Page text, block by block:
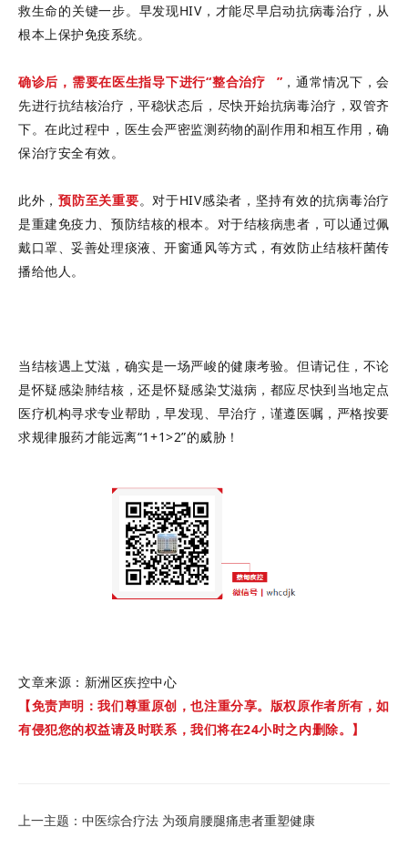
救生命的关键一步。早发现HIV，才能尽早启动抗病毒治疗，从
根本上保护免疫系统。
确诊后，需要在医生指导下进行“整合治疗 ” ，通常情况下，会
先进行抗结核治疗，平稳状态后，尽快开始抗病毒治疗，双管齐
下。在此过程中，医生会严密监测药物的副作用和相互作用，确
保治疗安全有效。
此外，预防至关重要。对于HIV感染者，坚持有效的抗病毒治疗
是重建免疫力、预防结核的根本。对于结核病患者，可以通过佩
戴口罩、妥善处理痰液、开窗通风等方式，有效防止结核杆菌传
播给他人。
当结核遇上艾滋，确实是一场严峻的健康考验。但请记住，不论
是怀疑感染肺结核，还是怀疑感染艾滋病，都应尽快到当地定点
医疗机构寻求专业帮助，早发现、早治疗，谨遵医嘱，严格按要
求规律服药才能远离“1+1>2”的威胁！
文章来源：新洲区疾控中心
【免责声明：我们尊重原创，也注重分享。版权原作者所有，如
有侵犯您的权益请及时联系，我们将在24小时之内删除。】
上一主题：中医综合疗法 为颈肩腰腿痛患者重塑健康